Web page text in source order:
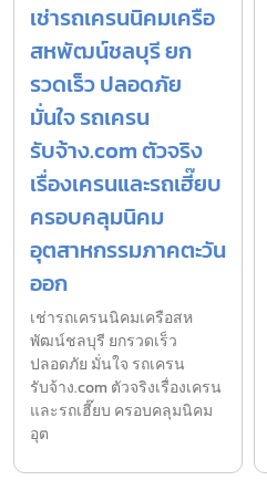
เช่ารถเครนนิคมเครือ
สหพัฒน์ชลบุรี ยก
รวดเร็ว ปลอดภัย
มั่นใจ รถเครน
รับจ้าง.com ตัวจริง
เรื่องเครนและรถเฮี๊ยบ
ครอบคลุมนิคม
อุตสาหกรรมภาคตะวัน
ออก
เช่ารถเครนนิคมเครือสห
พัฒน์ชลบุรี ยกรวดเร็ว
ปลอดภัย มั่นใจ รถเครน
รับจ้าง.com ตัวจริงเรื่องเครน
และรถเฮี๊ยบ ครอบคลุมนิคม
อุต